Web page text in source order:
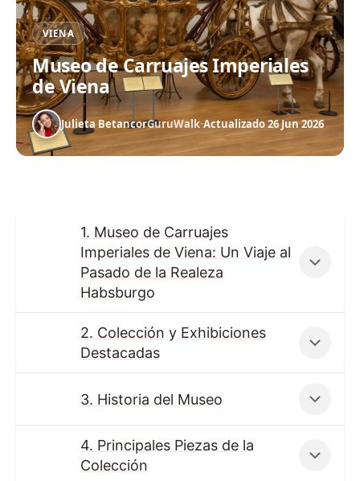
VIENA
Museo de Carruajes Imperiales
de Viena
Julieta BetancorGuruWalk·Actualizado 26 Jun 2026
1. Museo de Carruajes
Imperiales de Viena: Un Viaje al
Pasado de la Realeza
Habsburgo
2. Colección y Exhibiciones
Destacadas
3. Historia del Museo
4. Principales Piezas de la
Colección